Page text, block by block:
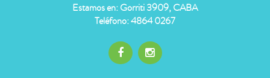
Estamos en: Gorriti 3909, CABA
Teléfono: 4864 0267